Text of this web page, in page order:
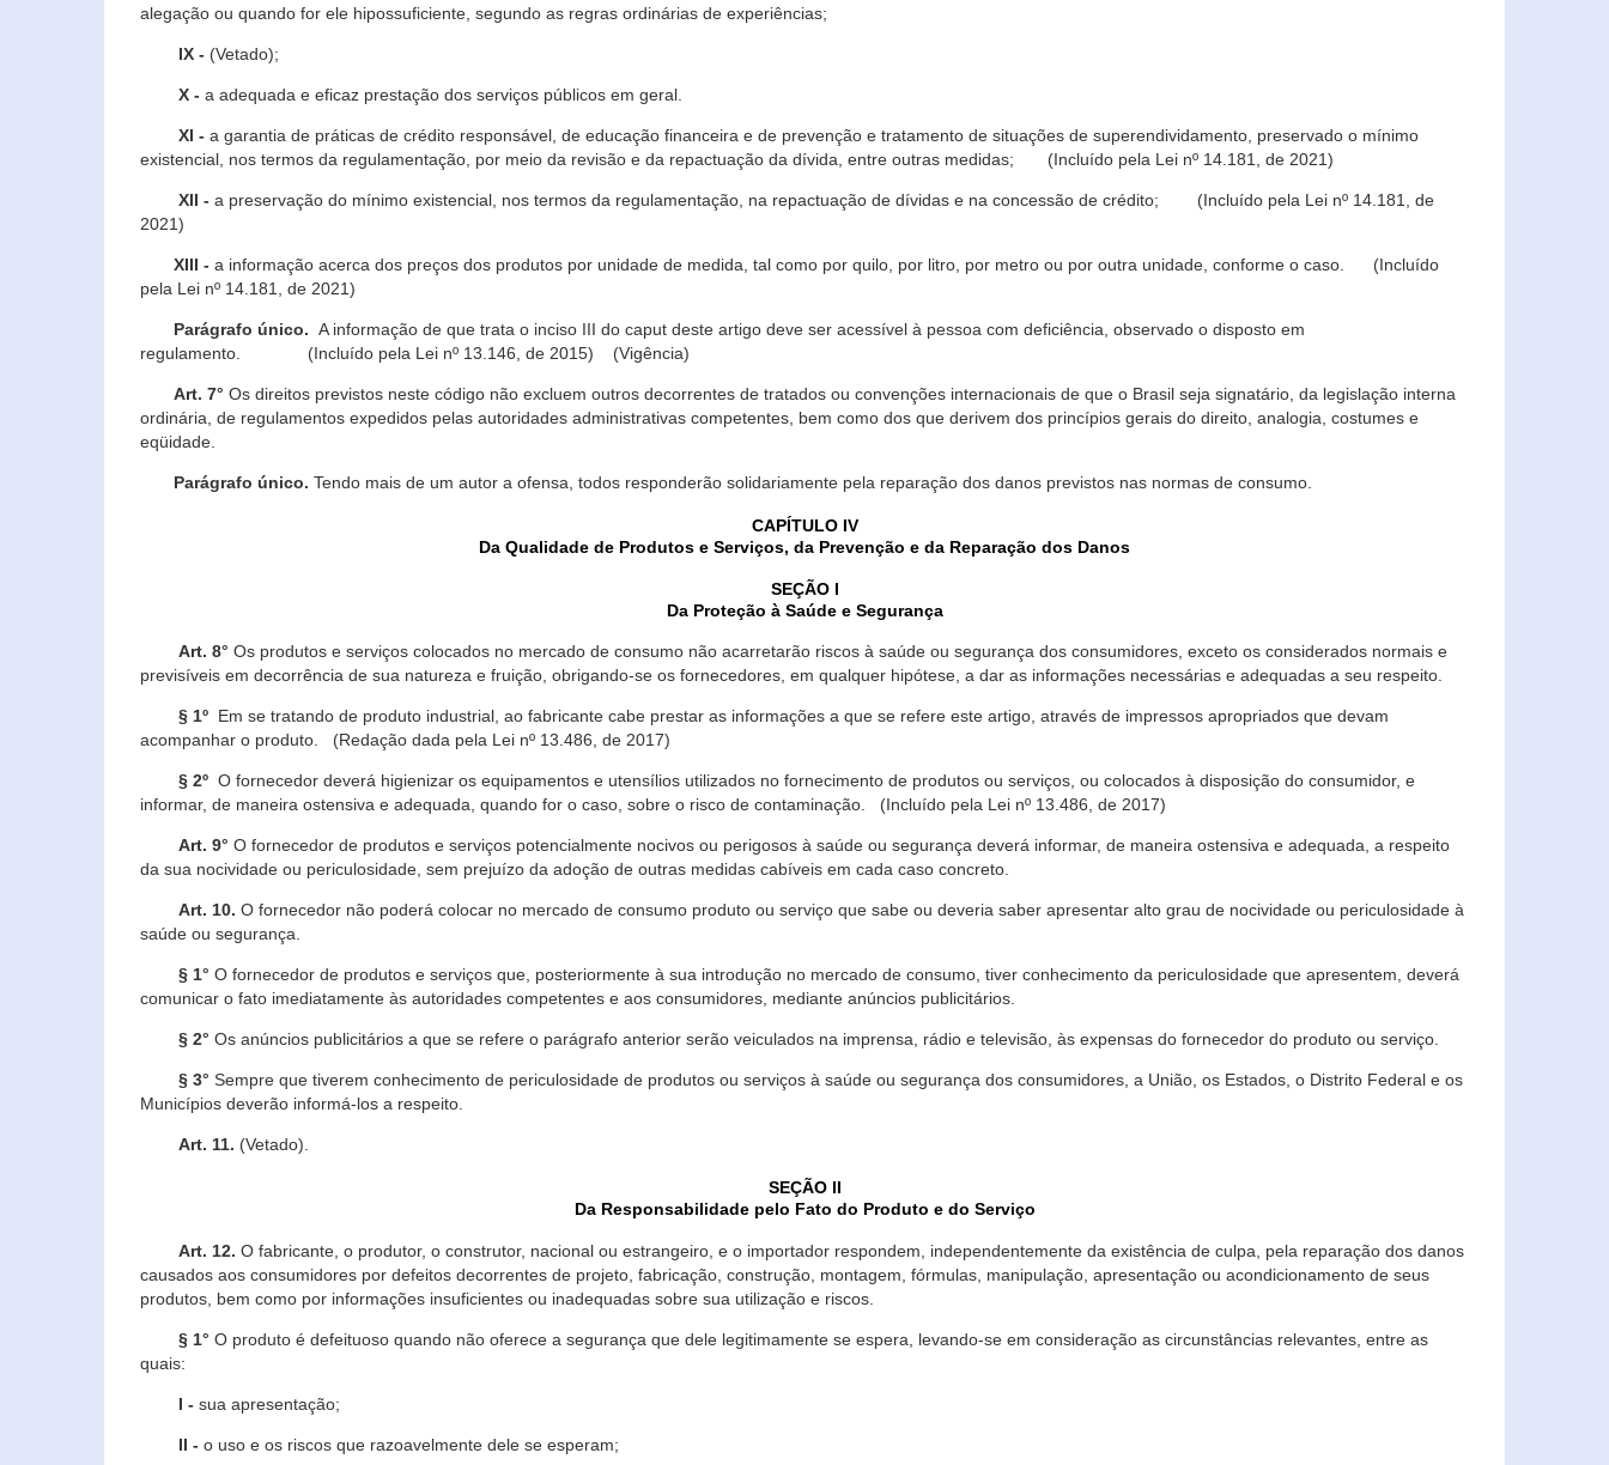
alegação ou quando for ele hipossuficiente, segundo as regras ordinárias de experiências;
IX - (Vetado);
X - a adequada e eficaz prestação dos serviços públicos em geral.
XI - a garantia de práticas de crédito responsável, de educação financeira e de prevenção e tratamento de situações de superendividamento, preservado o mínimo
existencial, nos termos da regulamentação, por meio da revisão e da repactuação da dívida, entre outras medidas; (Incluído pela Lei nº 14.181, de 2021)
XII - a preservação do mínimo existencial, nos termos da regulamentação, na repactuação de dívidas e na concessão de crédito; (Incluído pela Lei nº 14.181, de
2021)
XIII - a informação acerca dos preços dos produtos por unidade de medida, tal como por quilo, por litro, por metro ou por outra unidade, conforme o caso. (Incluído
pela Lei nº 14.181, de 2021)
Parágrafo único. A informação de que trata o inciso III do caput deste artigo deve ser acessível à pessoa com deficiência, observado o disposto em
regulamento. (Incluído pela Lei nº 13.146, de 2015) (Vigência)
Art. 7° Os direitos previstos neste código não excluem outros decorrentes de tratados ou convenções internacionais de que o Brasil seja signatário, da legislação interna
ordinária, de regulamentos expedidos pelas autoridades administrativas competentes, bem como dos que derivem dos princípios gerais do direito, analogia, costumes e
eqüidade.
Parágrafo único. Tendo mais de um autor a ofensa, todos responderão solidariamente pela reparação dos danos previstos nas normas de consumo.
CAPÍTULO IV
Da Qualidade de Produtos e Serviços, da Prevenção e da Reparação dos Danos
SEÇÃO I
Da Proteção à Saúde e Segurança
Art. 8° Os produtos e serviços colocados no mercado de consumo não acarretarão riscos à saúde ou segurança dos consumidores, exceto os considerados normais e
previsíveis em decorrência de sua natureza e fruição, obrigando-se os fornecedores, em qualquer hipótese, a dar as informações necessárias e adequadas a seu respeito.
§ 1º Em se tratando de produto industrial, ao fabricante cabe prestar as informações a que se refere este artigo, através de impressos apropriados que devam
acompanhar o produto. (Redação dada pela Lei nº 13.486, de 2017)
§ 2º O fornecedor deverá higienizar os equipamentos e utensílios utilizados no fornecimento de produtos ou serviços, ou colocados à disposição do consumidor, e
informar, de maneira ostensiva e adequada, quando for o caso, sobre o risco de contaminação. (Incluído pela Lei nº 13.486, de 2017)
Art. 9° O fornecedor de produtos e serviços potencialmente nocivos ou perigosos à saúde ou segurança deverá informar, de maneira ostensiva e adequada, a respeito
da sua nocividade ou periculosidade, sem prejuízo da adoção de outras medidas cabíveis em cada caso concreto.
Art. 10. O fornecedor não poderá colocar no mercado de consumo produto ou serviço que sabe ou deveria saber apresentar alto grau de nocividade ou periculosidade à
saúde ou segurança.
§ 1° O fornecedor de produtos e serviços que, posteriormente à sua introdução no mercado de consumo, tiver conhecimento da periculosidade que apresentem, deverá
comunicar o fato imediatamente às autoridades competentes e aos consumidores, mediante anúncios publicitários.
§ 2° Os anúncios publicitários a que se refere o parágrafo anterior serão veiculados na imprensa, rádio e televisão, às expensas do fornecedor do produto ou serviço.
§ 3° Sempre que tiverem conhecimento de periculosidade de produtos ou serviços à saúde ou segurança dos consumidores, a União, os Estados, o Distrito Federal e os
Municípios deverão informá-los a respeito.
Art. 11. (Vetado).
SEÇÃO II
Da Responsabilidade pelo Fato do Produto e do Serviço
Art. 12. O fabricante, o produtor, o construtor, nacional ou estrangeiro, e o importador respondem, independentemente da existência de culpa, pela reparação dos danos
causados aos consumidores por defeitos decorrentes de projeto, fabricação, construção, montagem, fórmulas, manipulação, apresentação ou acondicionamento de seus
produtos, bem como por informações insuficientes ou inadequadas sobre sua utilização e riscos.
§ 1° O produto é defeituoso quando não oferece a segurança que dele legitimamente se espera, levando-se em consideração as circunstâncias relevantes, entre as
quais:
I - sua apresentação;
II - o uso e os riscos que razoavelmente dele se esperam;